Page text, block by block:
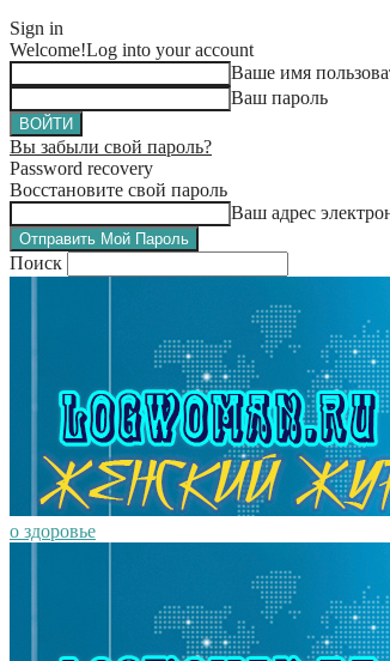
Sign in
Welcome!Log into your account
Ваше имя
Ваш пароль
Вы забыли свой пароль?
Password recovery
Восстановите свой пароль
Ваш адрес
Поиск
о здоровье